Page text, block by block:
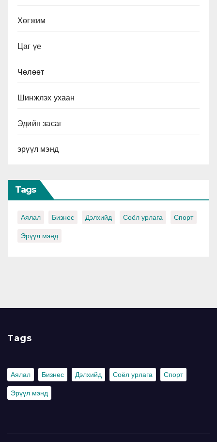
Хөгжим
Цаг үе
Чөлөөт
Шинжлэх ухаан
Эдийн засаг
эрүүл мэнд
Tags
Аялал Бизнес Дэлхийд Соёл урлага Спорт
Эрүүл мэнд
Tags
Аялал Бизнес Дэлхийд Соёл урлага Спорт
Эрүүл мэнд